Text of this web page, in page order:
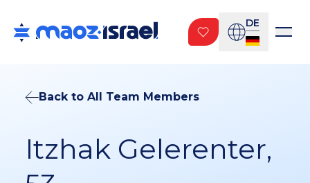
DE
Back to All Team Members
Itzhak Gelerenter,